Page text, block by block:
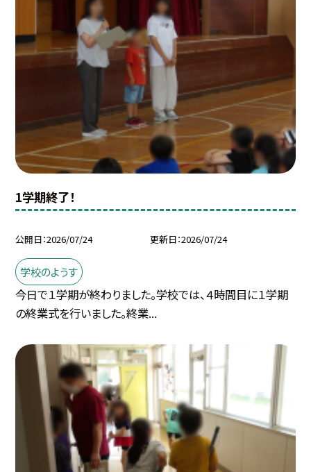
1学期終了！
公開日 2026/07/24 更新日 2026/07/24
学校のようす
今日で１学期が終わりました。学校では、４時間目に１学期
の終業式を行いました。終業...